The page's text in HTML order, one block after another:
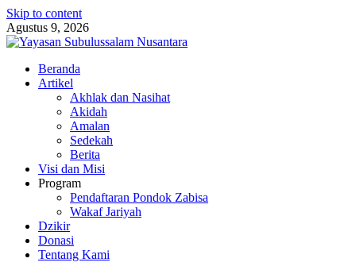
Skip to content
Agustus 9, 2026
Yayasan Subulussalam Nusantara
Yayasan Subulussalam Nusantara – Rumah Tahfidz Zabisa (Zaid bin
Tsabit) Temanggung – Tebar Manfaat untuk Ummat
Beranda
Artikel
Akhlak dan Nasihat
Akidah
Amalan
Sedekah
Berita
Visi dan Misi
Program
Pendaftaran Pondok Zabisa
Wakaf Jariyah
Dzikir
Donasi
Tentang Kami